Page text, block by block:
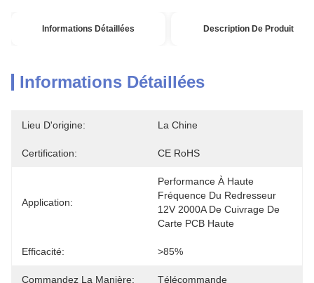
Informations Détaillées Description De Produit
Informations Détaillées
Lieu D'origine: La Chine
Certification: CE RoHS
Application:
Performance À Haute
Fréquence Du Redresseur
12V 2000A De Cuivrage De
Carte PCB Haute
Efficacité: >85%
Commandez La Manière: Télécommande